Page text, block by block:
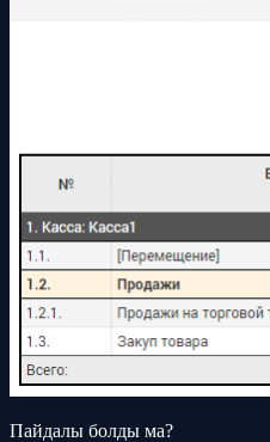
Пайдалы болды ма?